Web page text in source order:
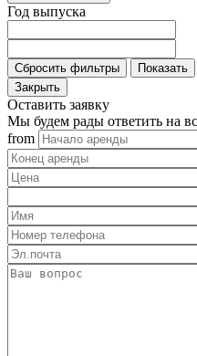
Год выпуска
Сбросить фильтры
Показать
Закрыть
Оставить заявку
Мы будем рады ответить на
from